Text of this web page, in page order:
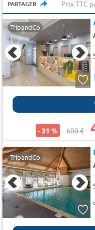
PARTAGER Prix TTC
TripandCo
- 31 % 600 €
TripandCo